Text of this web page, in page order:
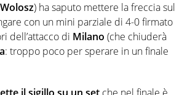
Wolosz) ha saputo mettere la freccia sul
con un mini parziale di 4-0 firmato
dell’attacco di Milano (che chiuderà
: troppo poco per sperare in un finale